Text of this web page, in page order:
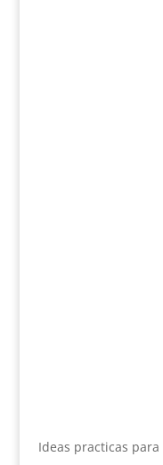
Ideas practicas para